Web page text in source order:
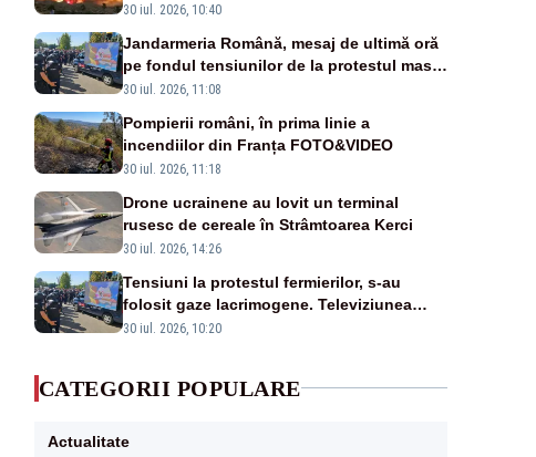
30 iul. 2026, 10:40
Jandarmeria Română, mesaj de ultimă oră
pe fondul tensiunilor de la protestul masiv
al fermierilor - VIDEO
30 iul. 2026, 11:08
Pompierii români, în prima linie a
incendiilor din Franța FOTO&VIDEO
30 iul. 2026, 11:18
Drone ucrainene au lovit un terminal
rusesc de cereale în Strâmtoarea Kerci
30 iul. 2026, 14:26
Tensiuni la protestul fermierilor, s-au
folosit gaze lacrimogene. Televiziunea
Poporului face apel la calm – LIVE TEXT
30 iul. 2026, 10:20
CATEGORII POPULARE
Actualitate